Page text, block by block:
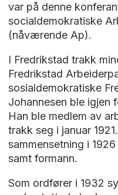
var på denne
socialdemokratiske
(nåværende Ap).
I Fredrikstad trakk
Fredrikstad
sosialdemokratiske
Johannesen ble igjen
Han ble medlem av
trakk seg i januar
sammensetning i
samt formann.
Som ordfører i 1932